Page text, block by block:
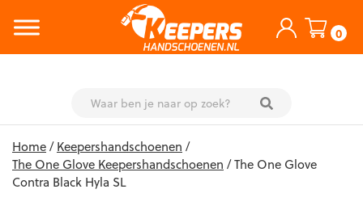
0
content
Home/Keepershandschoenen /
The One Glove Keepershandschoenen / The One Glove
Contra Black Hyla SL